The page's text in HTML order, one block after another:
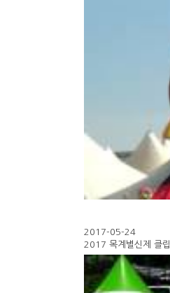
2017-05-24
2017 목계별신제 클립